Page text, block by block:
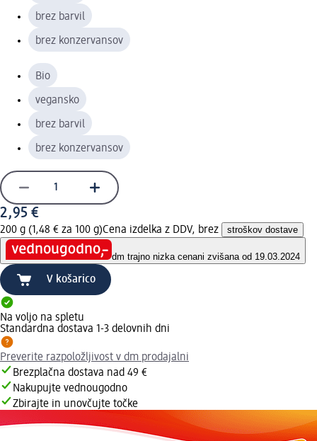
brez barvil
brez konzervansov
Bio
vegansko
brez barvil
brez konzervansov
2,95 €
200 g (1,48 € za 100 g)Cena izdelka z DDV, brez stroškov dostave
dm trajno nizka cenani zvišana od 19.03.2024
V košarico
Na voljo na spletu
Standardna dostava 1-3 delovnih dni
Preverite razpoložljivost v dm prodajalni
Brezplačna dostava nad 49 €
Nakupujte vednougodno
Zbirajte in unovčujte točke